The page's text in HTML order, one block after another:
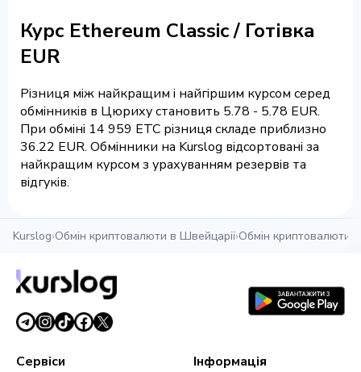
Курс Ethereum Classic / Готівка
EUR
Різниця між найкращим і найгіршим курсом серед
обмінників в Цюриху становить 5.78 - 5.78 EUR.
При обміні 14 959 ETC різниця складе приблизно
36.22 EUR. Обмінники на Kurslog відсортовані за
найкращим курсом з урахуванням резервів та
відгуків.
Kurslog›Обмін криптовалюти в Швейцарії›Обмін криптовалюти
Сервіси Інформація